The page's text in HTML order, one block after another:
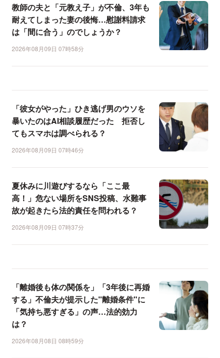
教師の夫と「元教え子」が不倫、3年も
耐えてしまった妻の後悔…慰謝料請求
は「間に合う」のでしょうか？
2026年08月09日 07時58分
「彼女がやった」ひき逃げ男のウソを
暴いたのはAI相談履歴だった 拒否し
てもスマホは調べられる？
2026年08月09日 07時46分
夏休みに川遊びするなら「ここ最
高！」危ない場所をSNS投稿、水難事
故が起きたら法的責任を問われる？
2026年08月09日 07時37分
「離婚後も体の関係を」「3年後に再婚
する」不倫夫が提示した"離婚条件"に
「気持ち悪すぎる」の声…法的効力
は？
2026年08月08日 08時59分